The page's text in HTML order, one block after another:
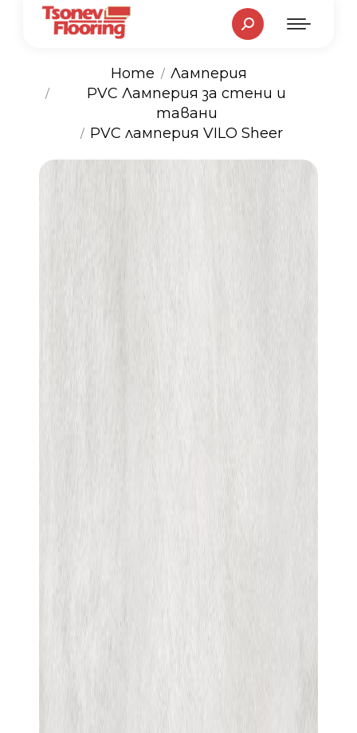
Search:
You are here:
Home
Ламперия
PVC Ламперия за стени и
тавани
PVC ламперия VILO Sheer